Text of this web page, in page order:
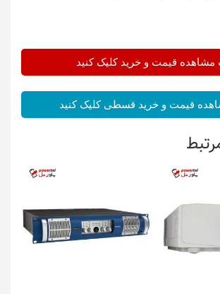
قیمت و خرید کلیک کنید
قیمت و خرید قسطی کلیک کنید